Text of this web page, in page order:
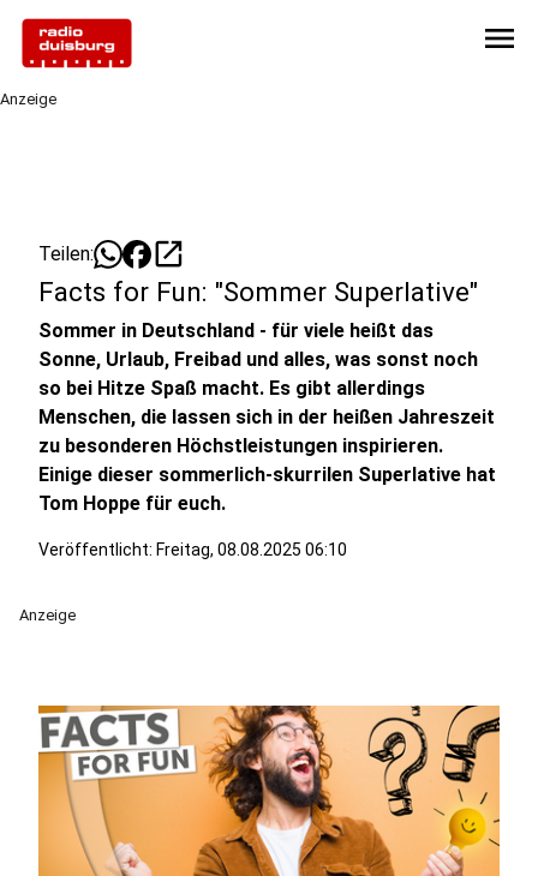
menu
Anzeige
Teilen: open_in_new
Facts for Fun: "Sommer Superlative"
Sommer in Deutschland - für viele heißt das
Sonne, Urlaub, Freibad und alles, was sonst noch
so bei Hitze Spaß macht. Es gibt allerdings
Menschen, die lassen sich in der heißen Jahreszeit
zu besonderen Höchstleistungen inspirieren.
Einige dieser sommerlich-skurrilen Superlative hat
Tom Hoppe für euch.
Veröffentlicht: Freitag, 08.08.2025 06:10
Anzeige